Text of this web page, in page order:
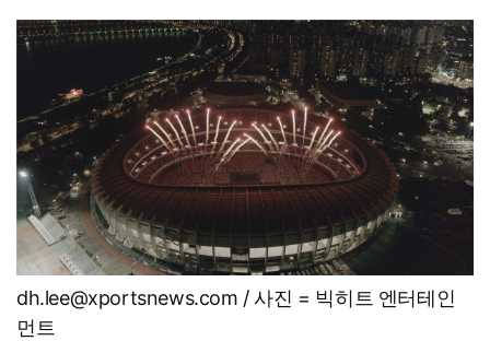
dh.lee@xportsnews.com / 사진 = 빅히트 엔터테인
먼트